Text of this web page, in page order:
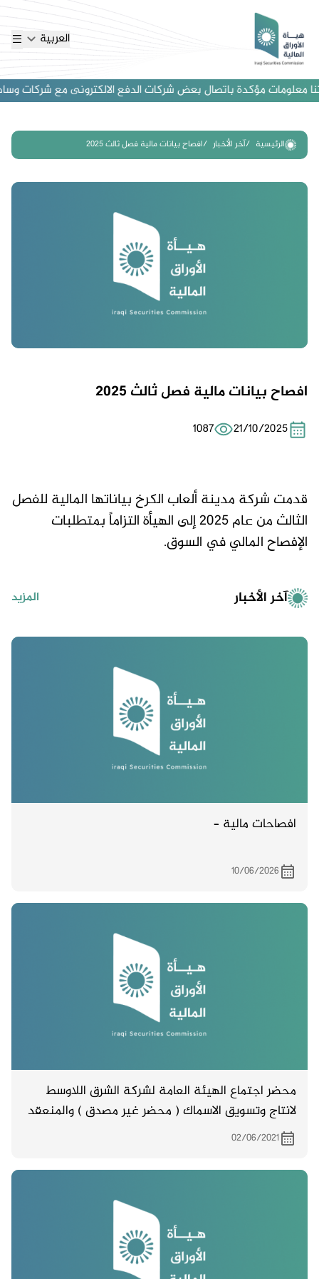
العربية
معلومات مؤكدة باتصال بعض شركات الدفع الالكترونى مع شركات وساطة
الرئيسية آخر الأخبار افصاح بيانات مالية فصل ثالث 2025
افصاح بيانات مالية فصل ثالث 2025
21/10/2025
1087
قدمت شركة مدينة ألعاب الكرخ بياناتها المالية للفصل
الثالث من عام 2025 إلى الهيأة التزاماً بمتطلبات
الإفصاح المالي في السوق.
آخر الأخبار المزيد
افصاحات مالية –
10/06/2026
محضر اجتماع الهيئة العامة لشركة الشرق اللاوسط
لانتاج وتسويق الاسماك ( محضر غير مصدق ) والمنعقد
في 6/5/202102/06/2021